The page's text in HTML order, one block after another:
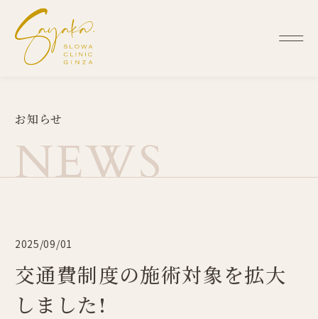
お知 らせ
NEWS
2025/09/01
交通費制度の施術対象を拡大
しました!